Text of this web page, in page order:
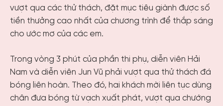
vượt qua các thử thách, đặt mục tiêu giành được số
tiền thưởng cao nhất của chương trình để thắp sáng
cho ước mơ của các em.
Trong vòng 3 phút của phần thi phụ, diễn viên Hải
Nam và diễn viên Jun Vũ phải vượt qua thử thách đá
bóng liên hoàn. Theo đó, hai khách mời liên tục dùng
chân đưa bóng từ vạch xuất phát, vượt qua chướng